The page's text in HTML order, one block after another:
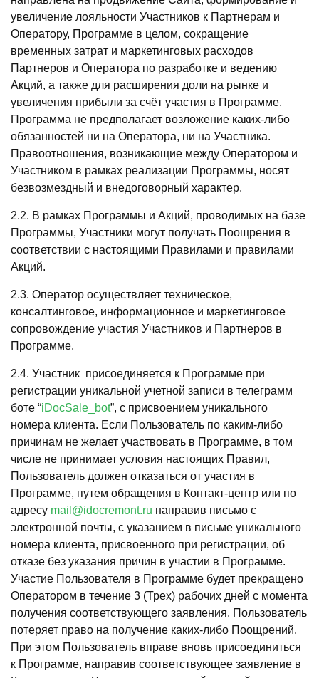
увеличение лояльности Участников к Партнерам и
Оператору, Программе в целом, сокращение
временных затрат и маркетинговых расходов
Партнеров и Оператора по разработке и ведению
Акций, а также для расширения доли на рынке и
увеличения прибыли за счёт участия в Программе.
Программа не предполагает возложение каких-либо
обязанностей ни на Оператора, ни на Участника.
Правоотношения, возникающие между Оператором и
Участником в рамках реализации Программы, носят
безвозмездный и внедоговорный характер.
2.2. В рамках Программы и Акций, проводимых на базе
Программы, Участники могут получать Поощрения в
соответствии с настоящими Правилами и правилами
Акций.
2.3. Оператор осуществляет техническое,
консалтинговое, информационное и маркетинговое
сопровождение участия Участников и Партнеров в
Программе.
2.4. Участник присоединяется к Программе при
регистрации уникальной учетной записи в телеграмм
боте “iDocSale_bot”, с присвоением уникального
номера клиента. Если Пользователь по каким-либо
причинам не желает участвовать в Программе, в том
числе не принимает условия настоящих Правил,
Пользователь должен отказаться от участия в
Программе, путем обращения в Контакт-центр или по
адресу mail@idocremont.ru направив письмо с
электронной почты, с указанием в письме уникального
номера клиента, присвоенного при регистрации, об
отказе без указания причин в участии в Программе.
Участие Пользователя в Программе будет прекращено
Оператором в течение 3 (Трех) рабочих дней с момента
получения соответствующего заявления. Пользователь
потеряет право на получение каких-либо Поощрений.
При этом Пользователь вправе вновь присоединиться
к Программе, направив соответствующее заявление в